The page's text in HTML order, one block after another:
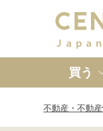
買う
不動産・不動